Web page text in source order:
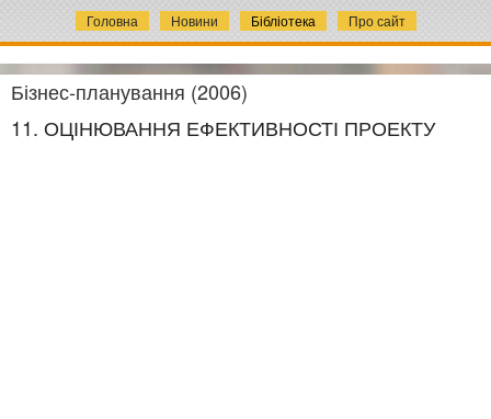
Головна Новини Бібліотека Про сайт
Бізнес-планування (2006)
11. ОЦІНЮВАННЯ ЕФЕКТИВНОСТІ ПРОЕКТУ